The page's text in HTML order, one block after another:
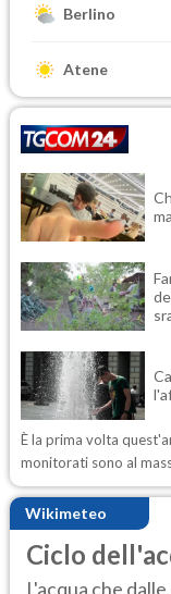
Berlino
Atene
È la prima volta
monitorati sono al
Wikimeteo
Ciclo
L'acqua che